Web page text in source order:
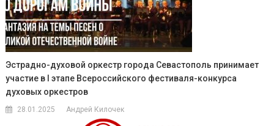
Эстрадно-духовой оркестр города Севастополь принимает
участие в I этапе Всероссийского фестиваля-конкурса
духовых оркестров
28.01.2025 Андрей Килочек